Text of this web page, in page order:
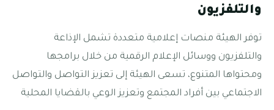
والتلفزيون
توفر الهيئة منصات إعلامية متعددة تشمل الإذاعة
والتلفزيون ووسائل الإعلام الرقمية من خلال برامجها
ومحتواها المتنوع، تسعى الهيئة إلى تعزيز التواصل والتواصل
الاجتماعي بين أفراد المجتمع وتعزيز الوعي بالقضايا المحلية